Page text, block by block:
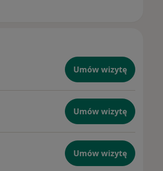
Umów wizytę
Umów wizytę
Umów wizytę